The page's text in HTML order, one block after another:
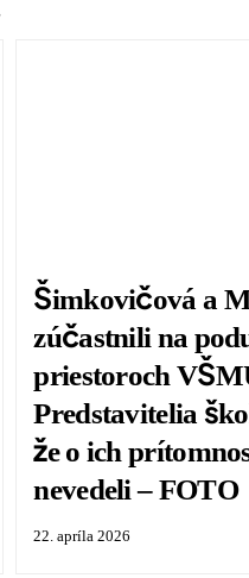
Šimkovičová a
zúčastnili na
priestoroch
Predstavitelia
že o ich
nevedeli – FOTO
22. apríla 2026